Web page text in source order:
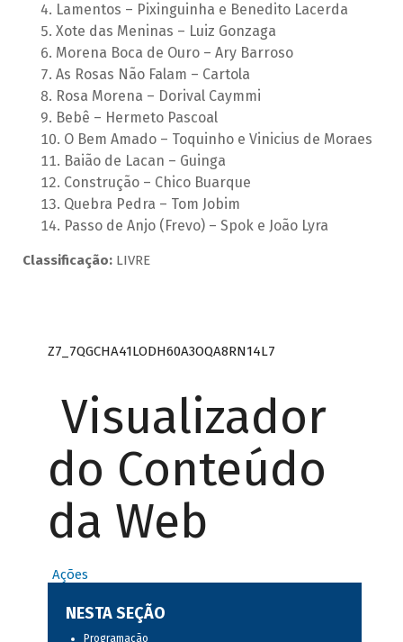
Lamentos – Pixinguinha e Benedito Lacerda
Xote das Meninas – Luiz Gonzaga
Morena Boca de Ouro – Ary Barroso
As Rosas Não Falam – Cartola
Rosa Morena – Dorival Caymmi
Bebê – Hermeto Pascoal
O Bem Amado – Toquinho e Vinicius de Moraes
Baião de Lacan – Guinga
Construção – Chico Buarque
Quebra Pedra – Tom Jobim
Passo de Anjo (Frevo) – Spok e João Lyra
Classificação:LIVRE
Z7_7QGCHA41LODH60A3OQA8RN14L7
Visualizador
do Conteúdo
da Web
Ações
NESTA SEÇÃO
Programação